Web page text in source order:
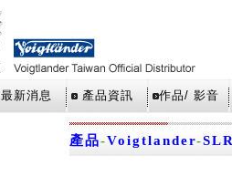
最新消息 產品資訊 作品/ 影音
產品-Voigtlander-